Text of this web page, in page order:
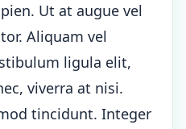
Ut at augue vel
Aliquam vel
ligula elit,
viverra at nisi.
tincidunt. Integer